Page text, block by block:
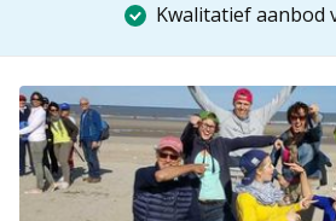
Kwalitatief aanbod